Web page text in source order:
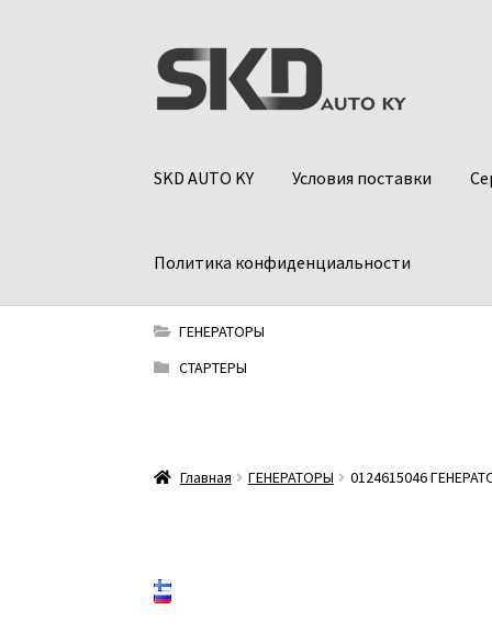
Перейти
к
навигации
Перейти
к
содержимому
SKD AUTO KY Условия поставки
Политика конфиденциальности
ГЕНЕРАТОРЫ
СТАРТЕРЫ
Главная ГЕНЕРАТОРЫ 0124615046